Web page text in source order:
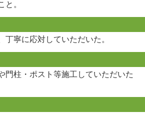
と。
丁寧に応対していただいた。
門柱・ポスト等施工していただいた